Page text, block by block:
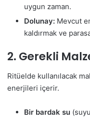
uygun zaman.
Dolunay: Mevcut
kaldırmak ve
2. Gerekli
Ritüelde kullanılacak
enerjileri içerir.
Bir bardak su